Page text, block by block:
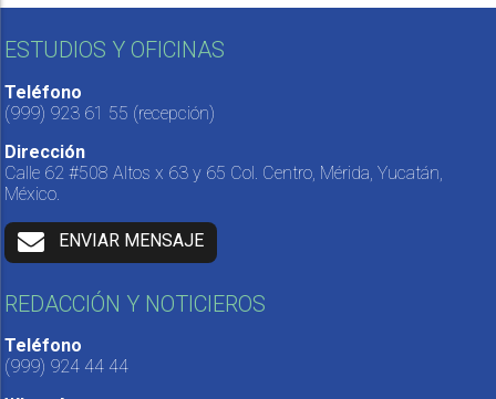
ESTUDIOS Y OFICINAS
Teléfono
(999) 923 61 55 (recepción)
Dirección
Calle 62 #508 Altos x 63 y 65 Col. Centro, Mérida, Yucatán,
México.
ENVIAR MENSAJE
REDACCIÓN Y NOTICIEROS
Teléfono
(999) 924 44 44